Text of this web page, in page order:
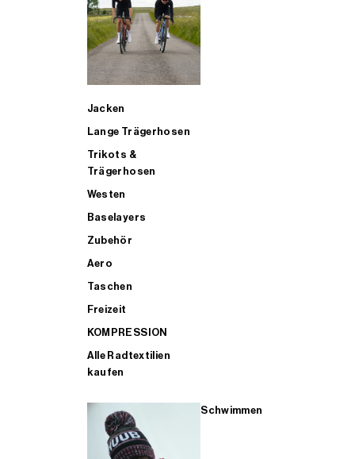
Jacken
Lange Trägerhosen
Trikots &
Trägerhosen
Westen
Baselayers
Zubehör
Aero
Taschen
Freizeit
KOMPRESSION
Alle Radtextilien
kaufen
Schwimmen
ALLE TRIATHLONARTIKEL FÜR MÄNNER KAUFEN